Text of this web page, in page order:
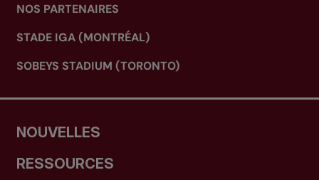
NOS PARTENAIRES
STADE IGA (MONTRÉAL)
SOBEYS STADIUM (TORONTO)
NOUVELLES
RESSOURCES